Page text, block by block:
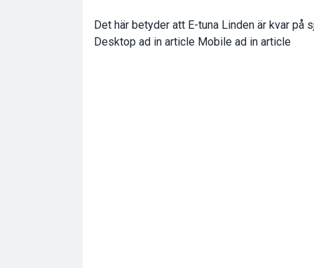
Det här betyder att E-tuna Linden är kvar på
Desktop ad in article Mobile ad in article